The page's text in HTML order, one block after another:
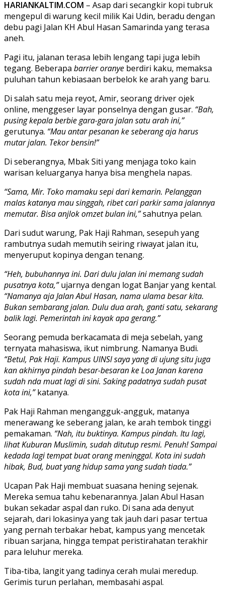
HARIANKALTIM.COM – Asap dari secangkir kopi tubruk
mengepul di warung kecil milik Kai Udin, beradu dengan
debu pagi Jalan KH Abul Hasan Samarinda yang terasa
aneh.
Pagi itu, jalanan terasa lebih lengang tapi juga lebih
tegang. Beberapa barrier oranye berdiri kaku, memaksa
puluhan tahun kebiasaan berbelok ke arah yang baru.
Di salah satu meja reyot, Amir, seorang driver ojek
online, menggeser layar ponselnya dengan gusar. “Bah,
pusing kepala berbie gara-gara jalan satu arah ini,”
gerutunya. “Mau antar pesanan ke seberang aja harus
mutar jalan. Tekor bensin!”
Di seberangnya, Mbak Siti yang menjaga toko kain
warisan keluarganya hanya bisa menghela napas.
“Sama, Mir. Toko mamaku sepi dari kemarin. Pelanggan
malas katanya mau singgah, ribet cari parkir sama jalannya
memutar. Bisa anjlok omzet bulan ini,”sahutnya pelan.
Dari sudut warung, Pak Haji Rahman, sesepuh yang
rambutnya sudah memutih seiring riwayat jalan itu,
menyeruput kopinya dengan tenang.
“Heh, bubuhannya ini. Dari dulu jalan ini memang sudah
pusatnya kota,”ujarnya dengan logat Banjar yang kental.
“Namanya aja Jalan Abul Hasan, nama ulama besar kita.
Bukan sembarang jalan. Dulu dua arah, ganti satu, sekarang
balik lagi. Pemerintah ini kayak apa gerang.”
Seorang pemuda berkacamata di meja sebelah, yang
ternyata mahasiswa, ikut nimbrung. Namanya Budi.
“Betul, Pak Haji. Kampus UINSI saya yang di ujung situ juga
kan akhirnya pindah besar-besaran ke Loa Janan karena
sudah nda muat lagi di sini. Saking padatnya sudah pusat
kota ini,”katanya.
Pak Haji Rahman mengangguk-angguk, matanya
menerawang ke seberang jalan, ke arah tembok tinggi
pemakaman. “Nah, itu buktinya. Kampus pindah. Itu lagi,
lihat Kuburan Muslimin, sudah ditutup resmi. Penuh! Sampai
kedada lagi tempat buat orang meninggal. Kota ini sudah
hibak, Bud, buat yang hidup sama yang sudah tiada.”
Ucapan Pak Haji membuat suasana hening sejenak.
Mereka semua tahu kebenarannya. Jalan Abul Hasan
bukan sekadar aspal dan ruko. Di sana ada denyut
sejarah, dari lokasinya yang tak jauh dari pasar tertua
yang pernah terbakar hebat, kampus yang mencetak
ribuan sarjana, hingga tempat peristirahatan terakhir
para leluhur mereka.
Tiba-tiba, langit yang tadinya cerah mulai meredup.
Gerimis turun perlahan, membasahi aspal.